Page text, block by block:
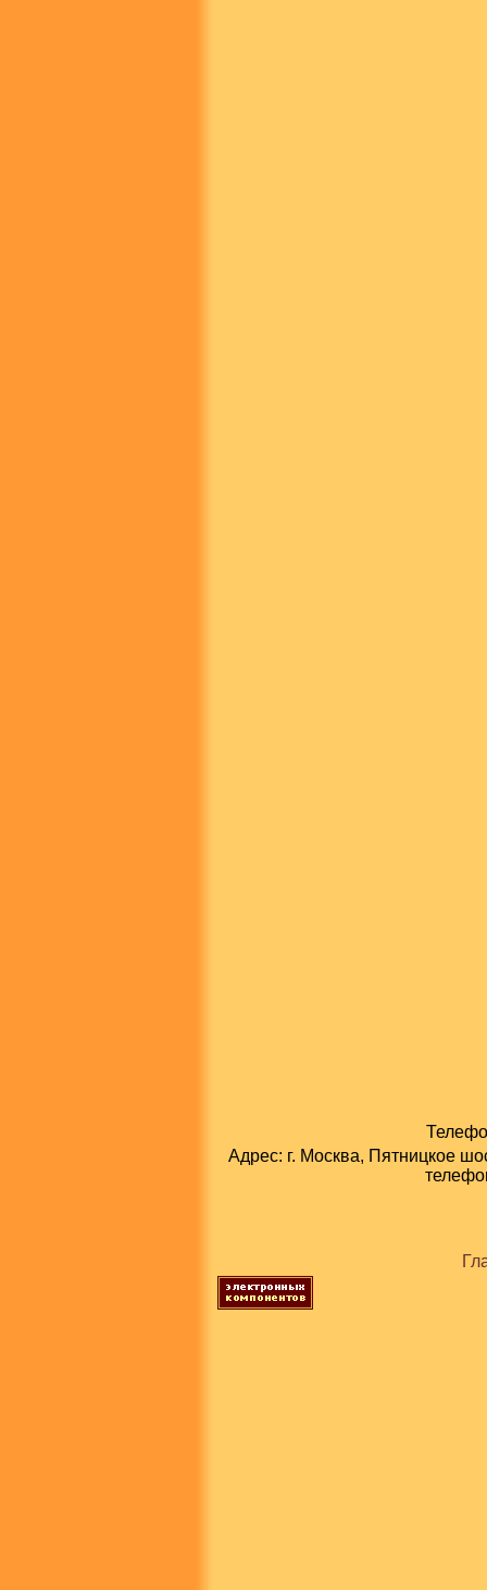
Адрес: г. Москва, Пятницкое